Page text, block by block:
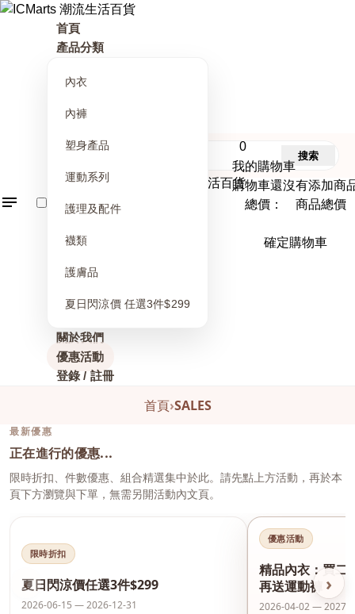
首頁
產品分類
內衣
內褲
塑身產品
運動系列
護理及配件
襪類
護膚品
夏日閃涼價 任選3件$299
關於我們
優惠活動
登錄 / 註冊
0
我的購物車
購物車還沒有添加商
總價： 商品總價
確定購物車
搜索
首頁›SALES
最新優惠
正在進行的優惠...
限時折扣、件數優惠、組合精選集中於此。請先點上方活動，再於本
頁下方瀏覽與下單，無需另開活動內文頁。
‹ ›
限時折扣
夏日閃涼價任選3件$299
2026-06-15 — 2026-12-31
優惠活動
精品內衣：買二
再送運動褲
2026-04-02 — 2027-